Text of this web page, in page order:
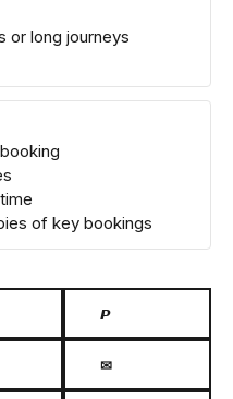
or long journeys
of key bookings
𝙋
✉